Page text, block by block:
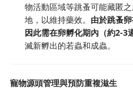
物活動區域等跳蚤可能藏匿
地，以維持藥效。 由於跳蚤
因此需在卵孵化期內（約2-3
滅新孵出的若蟲和成蟲。
寵物源頭管理與預防重複滋生